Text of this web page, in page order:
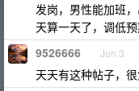
发岗，男性能加班
天算一天了，调低
9526666 Jun 3
天天有这种帖子，